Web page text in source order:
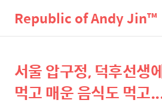
Republic of Andy Jin™
상
세
본
제
서울 압구정, 덕후선생
먹고 매운 음식도 먹고